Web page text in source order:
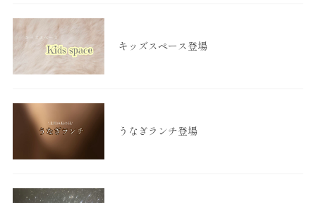
キッズスペース登場
うなぎランチ登場